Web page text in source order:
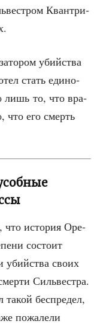
Кван­т­ри­
убий­ства
стать еди­но­
то, что вра­
что его смерть
что исто­рия Оре­
состо­ит
убий­ства сво­их
Силь­ве­ст­ра.
бес­пре­дел,
пожа­ле­ли